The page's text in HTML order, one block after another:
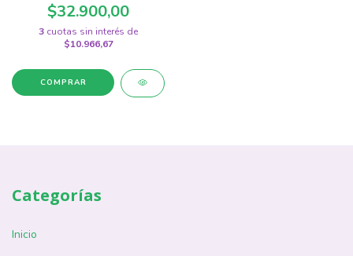
$32.900,00
3 cuotas sin interés de
$10.966,67
Categorías
Inicio